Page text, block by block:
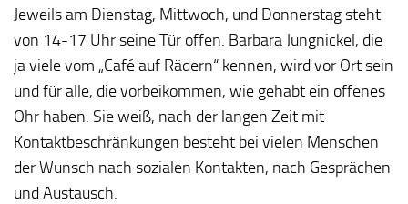
Jeweils am Dienstag, Mittwoch, und Donnerstag steht
von 14-17 Uhr seine Tür offen. Barbara Jungnickel, die
ja viele vom „Café auf Rädern“ kennen, wird vor Ort sein
und für alle, die vorbeikommen, wie gehabt ein offenes
Ohr haben. Sie weiß, nach der langen Zeit mit
Kontaktbeschränkungen besteht bei vielen Menschen
der Wunsch nach sozialen Kontakten, nach Gesprächen
und Austausch.